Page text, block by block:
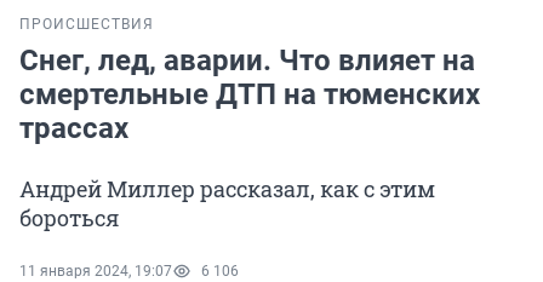
ПРОИСШЕСТВИЯ
Снег, лед, аварии. Что влияет на
смертельные ДТП на тюменских
трассах
Андрей Миллер рассказал, как с этим
бороться
11 января 2024, 19:07 6 106